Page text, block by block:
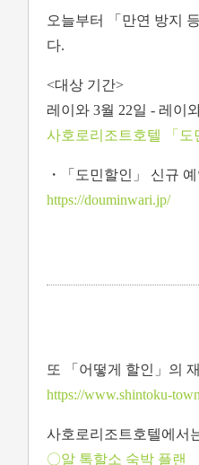
오늘부터 「만연 방지
다.
<대상 기간>
레이와 3월 22일 - 레이
사호로리조트호텔 「도
・「도민할인」 신규
https://douminwari.jp/
또 「어떻게 할인」의
https://www.shintoku-
사호로리조트호텔에서
〇알 톡할소 숙박 플랜